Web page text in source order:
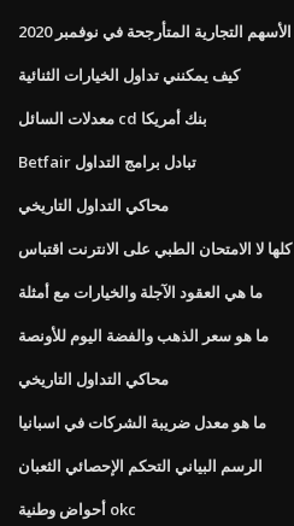
الأسهم التجارية المتأرجحة في نوفمبر 2020
كيف يمكنني تداول الخيارات الثنائية
معدلات السائل cd بنك أمريكا
Betfair تبادل برامج التداول
محاكي التداول التاريخي
لا الامتحان الطبي على الانترنت اقتباس
ما هي العقود الآجلة والخيارات مع أمثلة
ما هو سعر الذهب والفضة اليوم للأونصة
محاكي التداول التاريخي
ما هو معدل ضريبة الشركات في اسبانيا
الرسم البياني التحكم الإحصائي الثعبان
أحواض وطنية okc